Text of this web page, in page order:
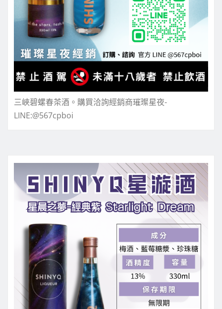
三峽碧螺春茶酒。購買洽詢經銷商璀璨星夜-
LINE:@567cpboi